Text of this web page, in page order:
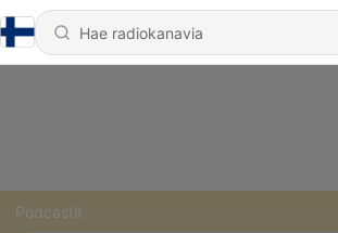
Podcastit